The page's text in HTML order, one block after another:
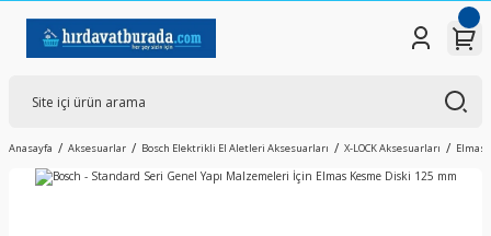
Anasayfa Aksesuarlar Bosch Elektrikli El Aletleri Aksesuarları X-LOCK Aksesuarları Elmas